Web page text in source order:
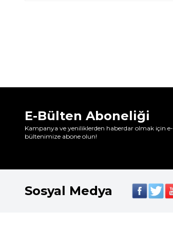
E-Bülten Aboneliği
Kampanya ve yeniliklerden haberdar olmak için e-
bültenimize abone olun!
Sosyal Medya